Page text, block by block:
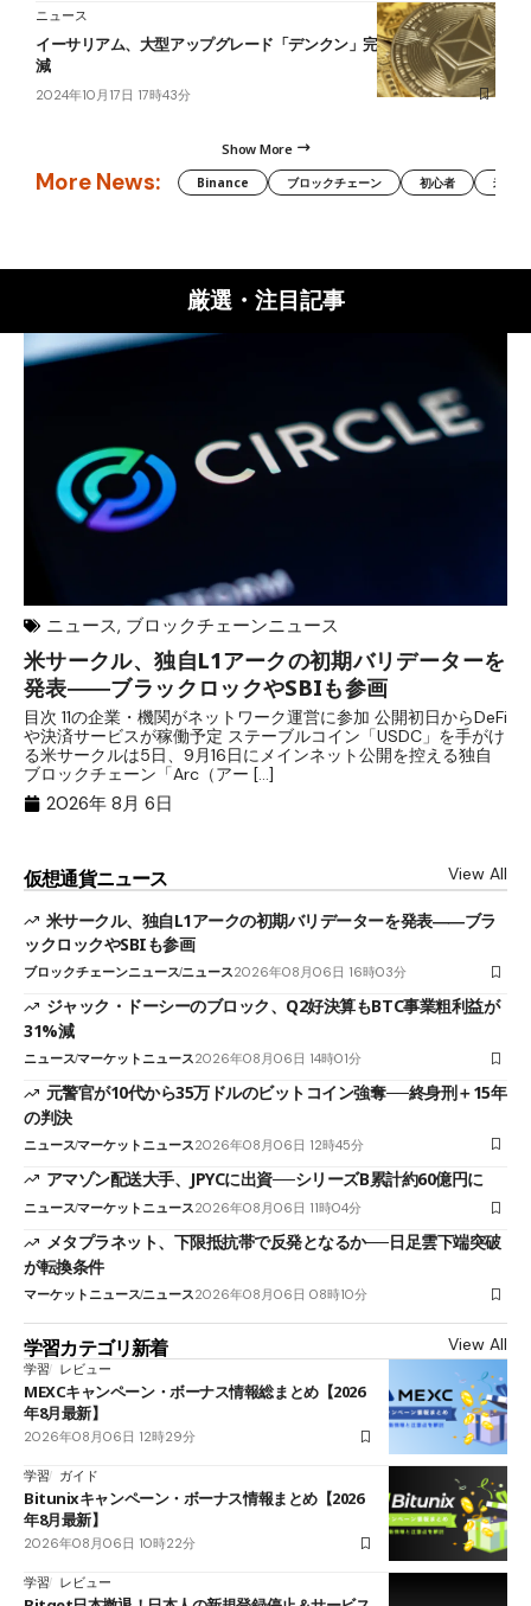
ニュース
イーサリアム、大型アップグレード「デンクン」完了｜L2手数料削
減
2024年10月17日 17時43分
Show More
More News: Binance ブロックチェーン 初心者 米国
厳選・注目記事
ニュース, ブロックチェーンニュース
米サークル、独自L1アークの初期バリデーターを
発表――ブラックロックやSBIも参画
目次 11の企業・機関がネットワーク運営に参加 公開初日からDeFi
や決済サービスが稼働予定 ステーブルコイン「USDC」を手がけ
る米サークルは5日、9月16日にメインネット公開を控える独自
ブロックチェーン「Arc（アー […]
2026年 8月 6日
仮想通貨ニュース View All
米サークル、独自L1アークの初期バリデーターを発表――ブラ
ックロックやSBIも参画
ブロックチェーンニュースニュース2026年08月06日 16時03分
ジャック・ドーシーのブロック、Q2好決算もBTC事業粗利益が
31%減
ニュースマーケットニュース2026年08月06日 14時01分
元警官が10代から35万ドルのビットコイン強奪──終身刑＋15年
の判決
ニュースマーケットニュース2026年08月06日 12時45分
アマゾン配送大手、JPYCに出資──シリーズB累計約60億円に
ニュースマーケットニュース2026年08月06日 11時04分
メタプラネット、下限抵抗帯で反発となるか──日足雲下端突破
が転換条件
マーケットニュースニュース2026年08月06日 08時10分
学習カテゴリ新着 View All
学習 レビュー
MEXCキャンペーン・ボーナス情報総まとめ【2026
年8月最新】
2026年08月06日 12時29分
学習 ガイド
Bitunixキャンペーン・ボーナス情報まとめ【2026
年8月最新】
2026年08月06日 10時22分
学習 レビュー